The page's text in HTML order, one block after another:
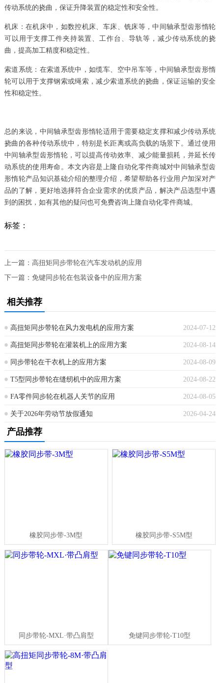
传动系统的挠曲，保证升降装置的稳定性和安全性。
机床：在机床中，如数控机床、车床、铣床等，中间轴承型齿形惰轮
可以用于支撑工件夹持装置、工作台、导轨等，减少传动系统的挠
曲，提高加工精度和稳定性。
索道系统：在索道系统中，如缆车、空中吊车等，中间轴承型齿形惰
轮可以用于支撑钢索或绳索，减少索道系统的挠曲，保证运输的安全
性和稳定性。
总的来说，中间轴承型齿形惰轮适用于需要稳定支撑和减少传动系统
挠曲的各种传动系统中，特别是长距离或高负载的场景下。通过使用
中间轴承型齿形惰轮，可以提高传动效率、减少能量损耗，并延长传
动系统的使用寿命。本文内容是上隆自动化零件商城对中间轴承型齿
形惰轮产品知识基础介绍的整理介绍，希望帮助各行业用户加深对产
品的了解，更好地选择符合企业需求的优质产品，解决产品选型中遇
到的困扰，如有其他的疑问也可免费咨询上隆自动化零件商城。
标签：
上一篇： 高扭矩同步带轮在汽车发动机的应用
下一篇： 免键同步轮在包装设备中的应用方案
相关推荐
2024-07-12
高扭矩同步带轮在风力发电机的应用方案
2024-08-14
高扭矩同步带轮在灌装机上的应用方案
2024-08-09
同步带轮在干衣机上的应用方案
2024-08-22
T5型同步带轮在缝纫机中的应用方案
2024-08-05
FA零件同步轮在机器人关节的应用
2026-04-24
关于2026年劳动节放假通知
产品推荐
橡胶同步带-3M型 橡胶同步带-S5M型
同步带轮-MXL·带凸肩型 免键同步带轮-T10型